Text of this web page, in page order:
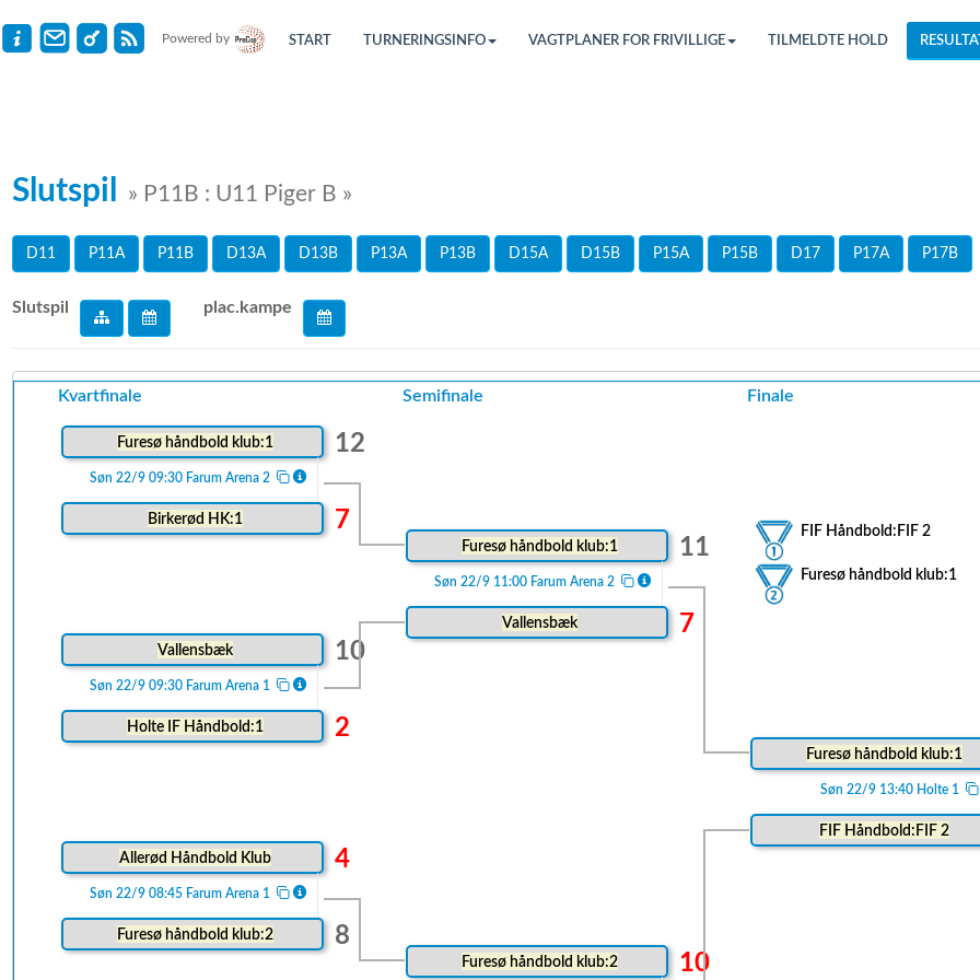
Powered by START TURNERINGSINFO VAGTPLANER FOR FRIVILLIGE TILMELDTE HOLD
Slutspil » P11B : U11 Piger B »
D11 P11A P11B D13A D13B P13A P13B D15A D15B P15A P15B D17 P17A P17B
Slutspil plac.kampe
Kvartfinale Semifinale Finale
Furesø håndbold klub:1 12
Søn 22/9 09:30 Farum Arena 2
Birkerød HK:1 7
Vallensbæk 10
Søn 22/9 09:30 Farum Arena 1
Holte IF Håndbold:1 2
Allerød Håndbold Klub 4
Søn 22/9 08:45 Farum Arena 1
Furesø håndbold klub:2 8
Furesø håndbold klub:1 11
Søn 22/9 11:00 Farum Arena 2
Vallensbæk 7
Furesø håndbold klub:2 10
Furesø håndbold klub:1
Søn 22/9 13:40 Holte 1
FIF Håndbold:FIF 2
FIF Håndbold:FIF 2
Furesø håndbold klub:1